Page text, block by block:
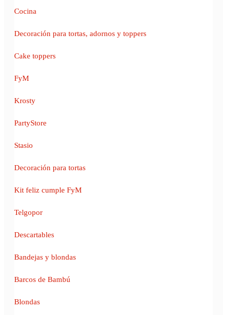
Cocina
Decoración para tortas, adornos y toppers
Cake toppers
FyM
Krosty
PartyStore
Stasio
Decoración para tortas
Kit feliz cumple FyM
Telgopor
Descartables
Bandejas y blondas
Barcos de Bambú
Blondas